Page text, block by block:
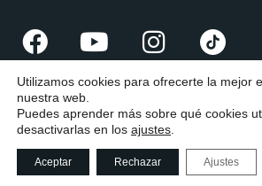
© 2019 Reportajes fotográficos de bodas, bautizos
Sevilla y provincia, desplazándonos a todas las
Guadaíra, Dos Hermanas, Mairena del Alcor,
Pilas, Santiponce, Umbrete,
Utilizamos cookies para ofrecerte la mejor
nuestra web.
Puedes aprender más sobre qué cookies
desactivarlas en los ajustes
Aceptar Rechazar Ajustes